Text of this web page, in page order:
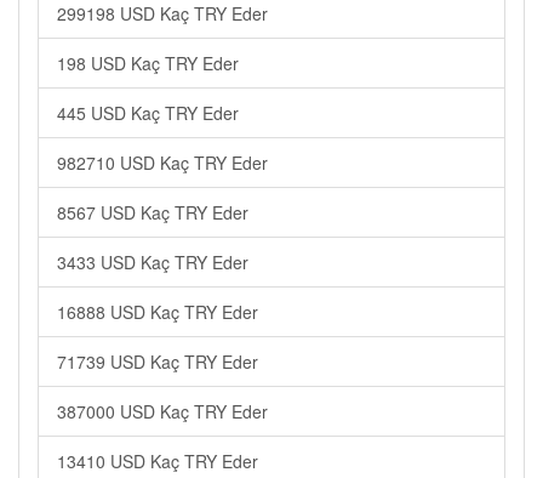
299198 USD Kaç TRY Eder
198 USD Kaç TRY Eder
445 USD Kaç TRY Eder
982710 USD Kaç TRY Eder
8567 USD Kaç TRY Eder
3433 USD Kaç TRY Eder
16888 USD Kaç TRY Eder
71739 USD Kaç TRY Eder
387000 USD Kaç TRY Eder
13410 USD Kaç TRY Eder